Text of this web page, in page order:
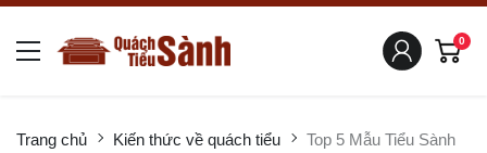
0
Trang chủ Kiến thức về quách tiểu
Top 5 Mẫu Tiểu Sành